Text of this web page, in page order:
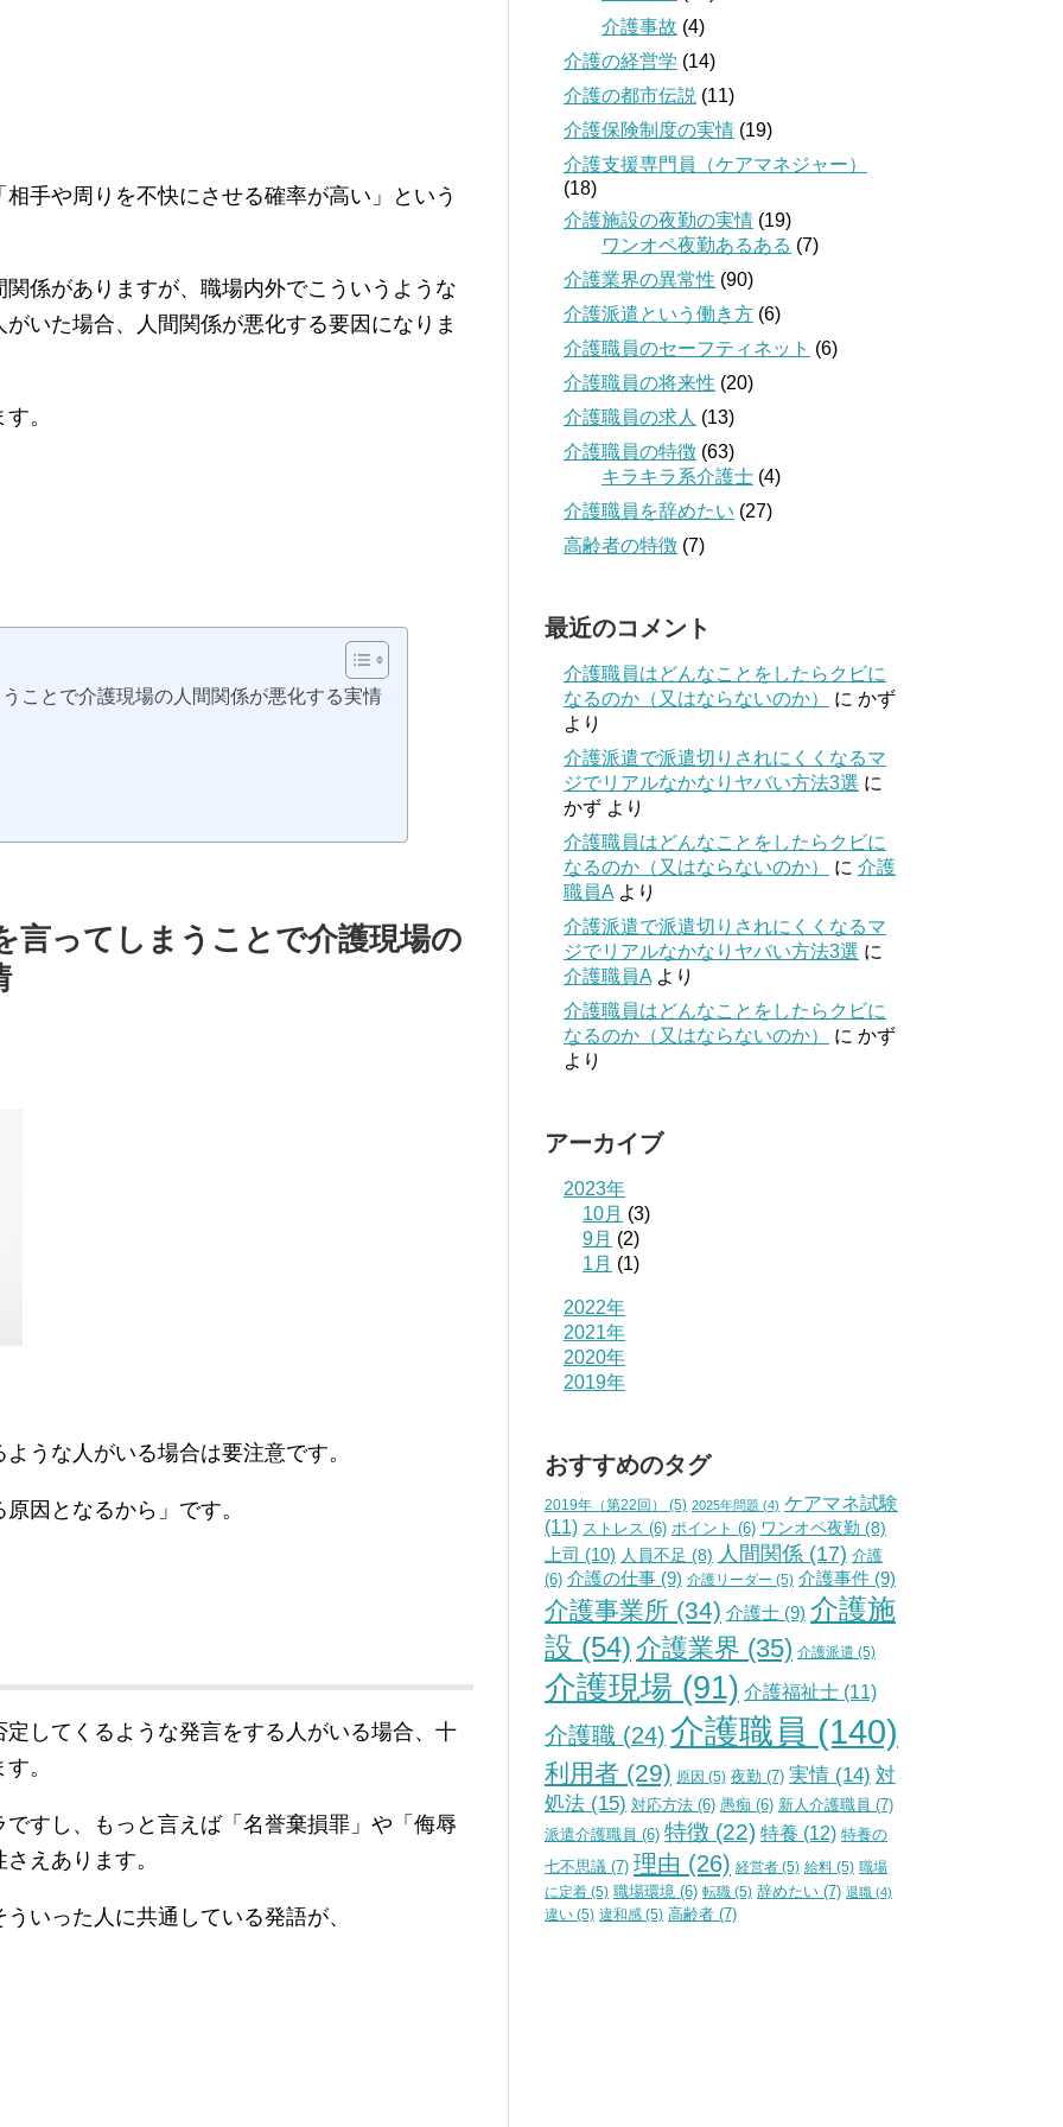
手や周りを不快にさせる確率が高い」という
係がありますが、職場内外でこういうような
いた場合、人間関係が悪化する要因になりま
。
ことで介護現場の人間関係が悪化する実情
言ってしまうことで介護現場の
うな人がいる場合は要注意です。
因となるから」です。
してくるような発言をする人がいる場合、十
。
すし、もっと言えば「名誉棄損罪」や「侮辱
えあります。
いった人に共通している発語が、
介護事故 (4)
介護の経営学 (14)
介護の都市伝説 (11)
介護保険制度の実情 (19)
介護支援専門員（ケアマネジャー）
(18)
介護施設の夜勤の実情 (19)
ワンオペ夜勤あるある (7)
介護業界の異常性 (90)
介護派遣という働き方 (6)
介護職員のセーフティネット (6)
介護職員の将来性 (20)
介護職員の求人 (13)
介護職員の特徴 (63)
キラキラ系介護士 (4)
介護職員を辞めたい (27)
高齢者の特徴 (7)
最近のコメント
介護職員はどんなことをしたらクビに
なるのか（又はならないのか）
に かず
より
介護派遣で派遣切りされにくくなるマ
ジでリアルなかなりヤバい方法3選 に
かず より
介護職員はどんなことをしたらクビに
なるのか（又はならないのか）
に 介護
職員A より
介護派遣で派遣切りされにくくなるマ
ジでリアルなかなりヤバい方法3選 に
介護職員A より
介護職員はどんなことをしたらクビに
なるのか（又はならないのか）
に かず
より
アーカイブ
2023年
10月 (3)
9月 (2)
1月 (1)
2022年
2021年
2020年
2019年
おすすめのタグ
2019年（第22回） (5) 2025年問題 (4) ケアマネ試験
(11) ストレス (6) ポイント (6) ワンオペ夜勤 (8)
上司 (10) 人員不足 (8) 人間関係 (17) 介護
(6) 介護の仕事 (9) 介護リーダー (5) 介護事件 (9)
介護事業所 (34) 介護士 (9) 介護施
設 (54) 介護業界 (35) 介護派遣 (5)
介護現場 (91) 介護福祉士 (11)
介護職 (24) 介護職員 (140)
利用者 (29) 原因 (5) 夜勤 (7) 実情 (14) 対
処法 (15) 対応方法 (6) 愚痴 (6) 新人介護職員 (7)
派遣介護職員 (6) 特徴 (22) 特養 (12) 特養の
七不思議 (7) 理由 (26) 経営者 (5) 給料 (5) 職場
に定着 (5) 職場環境 (6) 転職 (5) 辞めたい (7) 退職 (4)
違い (5) 違和感 (5) 高齢者 (7)